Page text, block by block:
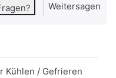
Weitersagen
Kühlen / Gefrieren